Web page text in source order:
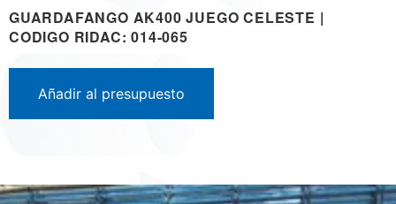
GUARDAFANGO AK400 JUEGO CELESTE |
CODIGO RIDAC: 014-065
Añadir al presupuesto